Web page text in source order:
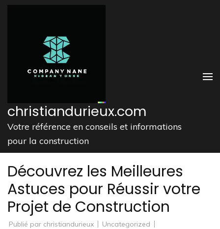
Aller
christiandurieux.com
Votre référence en conseils et informations
pour la construction
Découvrez les Meilleures
Astuces pour Réussir votre
Projet de Construction
Publié par christiandurieux
Uncategorized